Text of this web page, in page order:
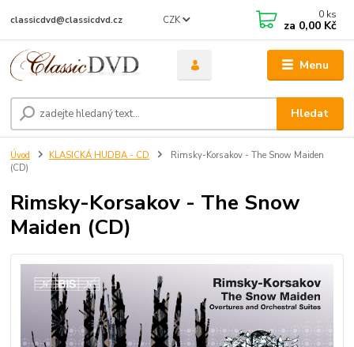
Menu
CZK
Hledat
classicdvd@classicdvd.cz 0 ks
za 0,00 Kč
Úvod KLASICKÁ HUDBA - CD
Rimsky-Korsakov - The Snow Maiden
(CD)
Rimsky-Korsakov - The Snow
Maiden (CD)